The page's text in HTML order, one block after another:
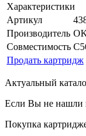
Характеристики
Артикул
Производитель
Совместимость
Продать картридж
Актуальный
Если Вы не нашли
Покупка